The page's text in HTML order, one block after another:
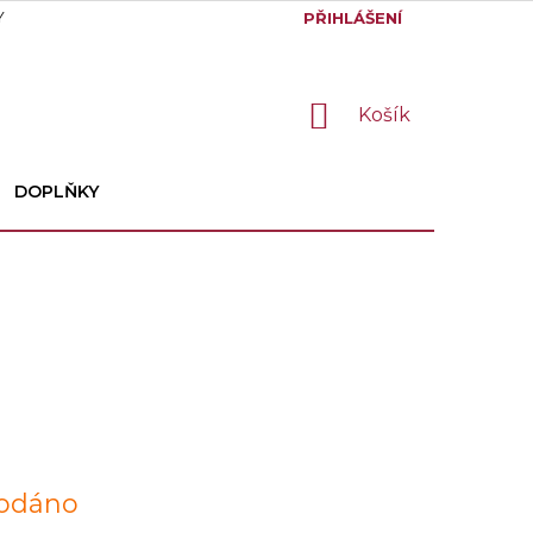
PŘIHLÁŠENÍ
NÁKUPNÍ
Košík
DOPLŇKY